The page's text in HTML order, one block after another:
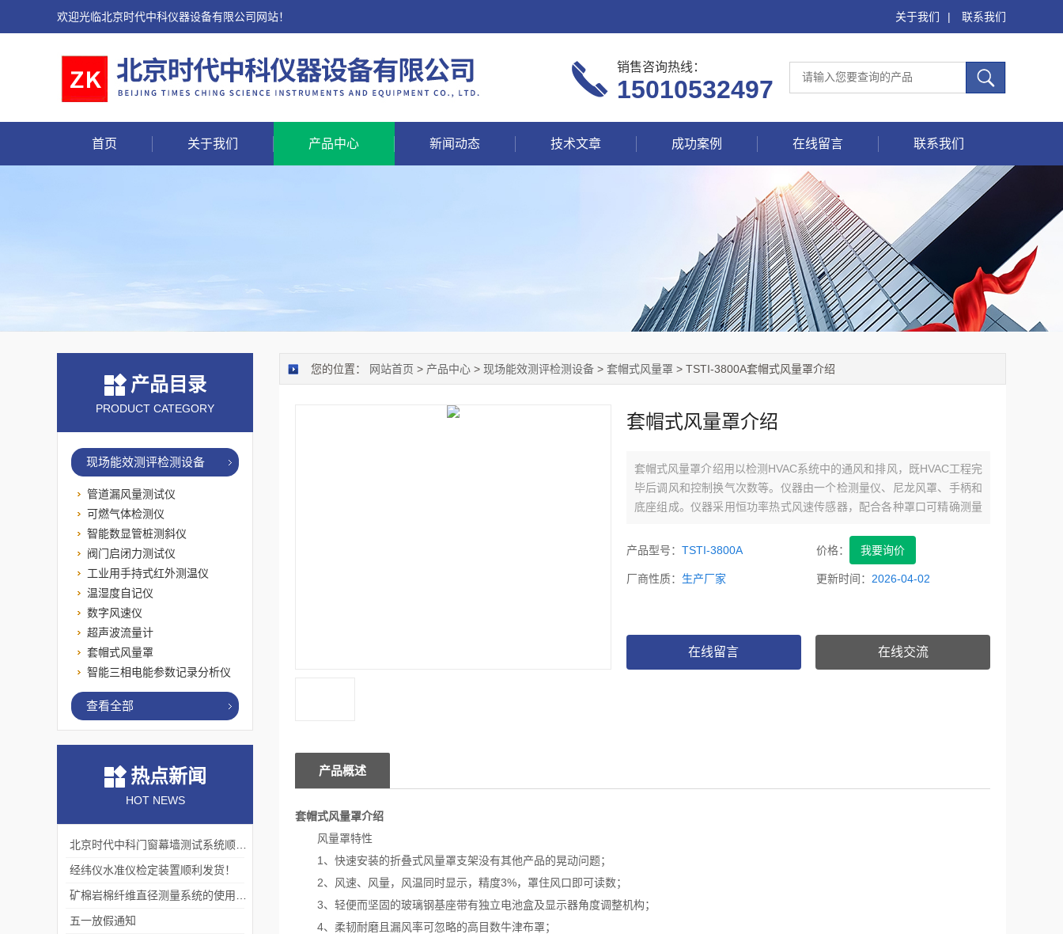
欢迎光临北京时代中科仪器设备有限公司网站！ 关于我们 | 联系我们
销售咨询热线：
15010532497
首页 关于我们 产品中心 新闻动态 技术文章 成功案例 在线留言 联系我们
您的位置： 网站首页 > 产品中心 > 现场能效测评检测设备 > 套帽式风量罩 > TSTI-3800A套帽式风量罩介绍
套帽式风量罩介绍
套帽式风量罩介绍用以检测HVAC系统中的通风和排风，既HVAC工程完
毕后调风和控制换气次数等。仪器由一个检测量仪、尼龙风罩、手柄和
底座组成。仪器采用恒功率热式风速传感器，配合各种罩口可精确测量
产品型号： TSTI-3800A 价格： 我要询价
厂商性质： 生产厂家 更新时间： 2026-04-02
在线留言 在线交流
产品概述
套帽式风量罩介绍
风量罩特性
1、快速安装的折叠式风量罩支架没有其他产品的晃动问题；
2、风速、风量，风温同时显示，精度3%，罩住风口即可读数；
3、轻便而坚固的玻璃钢基座带有独立电池盒及显示器角度调整机构；
4、柔韧耐磨且漏风率可忽略的高目数牛津布罩；
产品目录
PRODUCT CATEGORY
现场能效测评检测设备
管道漏风量测试仪
可燃气体检测仪
智能数显管桩测斜仪
阀门启闭力测试仪
工业用手持式红外测温仪
温湿度自记仪
数字风速仪
超声波流量计
套帽式风量罩
智能三相电能参数记录分析仪
查看全部
热点新闻
HOT NEWS
经纬仪水准仪检定装置顺利发货！
五一放假通知